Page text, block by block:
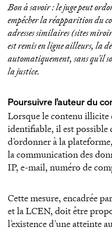
Bon à savoir : le juge peut
empêcher la réapparition du
adresses similaires (sites
est remis en ligne ailleurs, la
automatiquement, sans qu’il
la justice.
Poursuivre l’auteur du
Lorsque le contenu illicite
identifiable, il est possible
d’ordonner à la
la communication des
IP, e-mail, numéro de
Cette mesure, encadrée
et la LCEN, doit être
l’existence d’une atteinte